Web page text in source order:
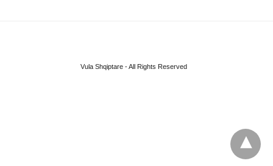
Vula Shqiptare - All Rights Reserved